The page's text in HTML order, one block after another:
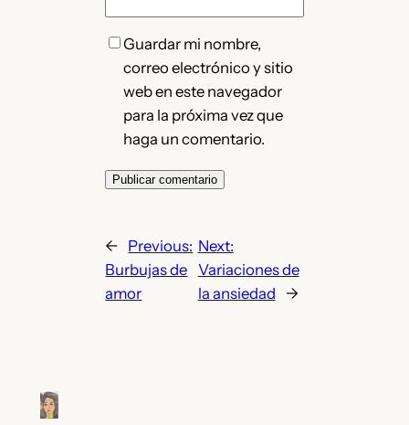
Guardar mi nombre,
correo electrónico y sitio
web en este navegador
para la próxima vez que
haga un comentario.
← Previous:
Burbujas de
amor
Next:
Variaciones de
la ansiedad
→